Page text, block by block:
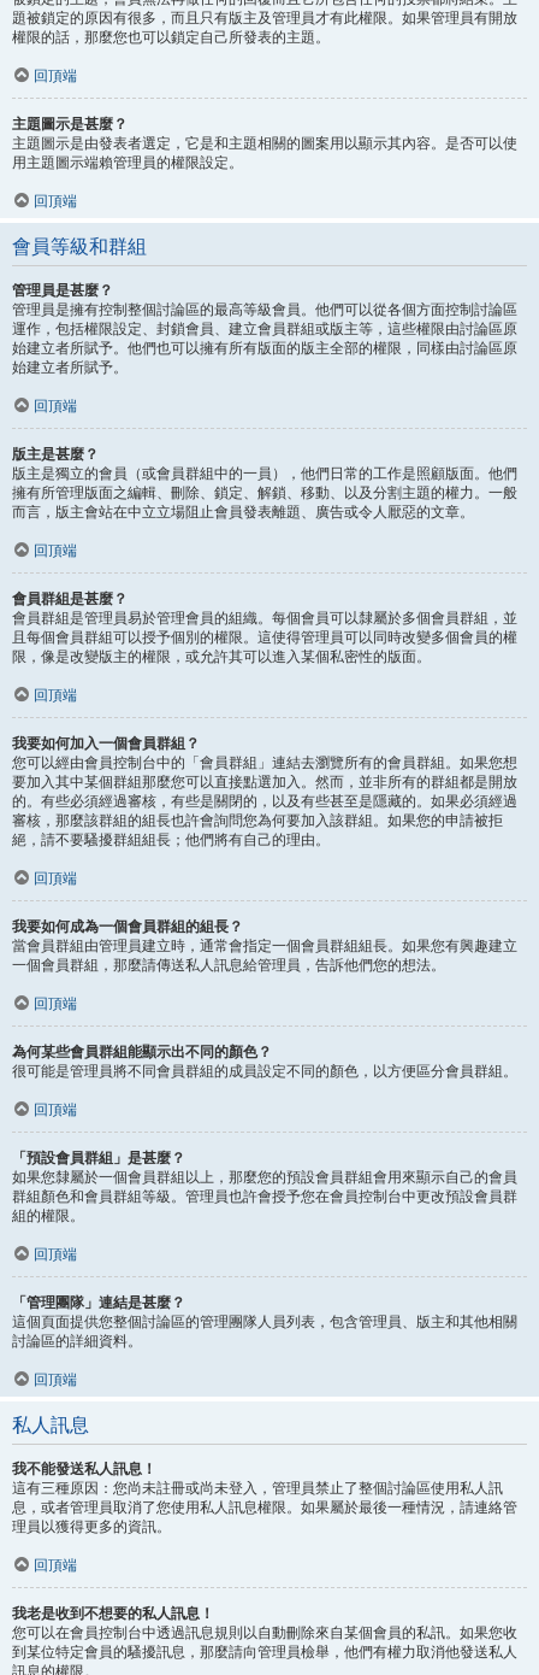
題被鎖定的原因有很多，而且只有版主及管理員才有此權限。如果管理員有開放
權限的話，那麼您也可以鎖定自己所發表的主題。
回頂端
主題圖示是甚麼？
主題圖示是由發表者選定，它是和主題相關的圖案用以顯示其內容。是否可以使
用主題圖示端賴管理員的權限設定。
回頂端
會員等級和群組
管理員是甚麼？
管理員是擁有控制整個討論區的最高等級會員。他們可以從各個方面控制討論區
運作，包括權限設定、封鎖會員、建立會員群組或版主等，這些權限由討論區原
始建立者所賦予。他們也可以擁有所有版面的版主全部的權限，同樣由討論區原
始建立者所賦予。
回頂端
版主是甚麼？
版主是獨立的會員（或會員群組中的一員），他們日常的工作是照顧版面。他們
擁有所管理版面之編輯、刪除、鎖定、解鎖、移動、以及分割主題的權力。一般
而言，版主會站在中立立場阻止會員發表離題、廣告或令人厭惡的文章。
回頂端
會員群組是甚麼？
會員群組是管理員易於管理會員的組織。每個會員可以隸屬於多個會員群組，並
且每個會員群組可以授予個別的權限。這使得管理員可以同時改變多個會員的權
限，像是改變版主的權限，或允許其可以進入某個私密性的版面。
回頂端
我要如何加入一個會員群組？
您可以經由會員控制台中的「會員群組」連結去瀏覽所有的會員群組。如果您想
要加入其中某個群組那麼您可以直接點選加入。然而，並非所有的群組都是開放
的。有些必須經過審核，有些是關閉的，以及有些甚至是隱藏的。如果必須經過
審核，那麼該群組的組長也許會詢問您為何要加入該群組。如果您的申請被拒
絕，請不要騷擾群組組長；他們將有自己的理由。
回頂端
我要如何成為一個會員群組的組長？
當會員群組由管理員建立時，通常會指定一個會員群組組長。如果您有興趣建立
一個會員群組，那麼請傳送私人訊息給管理員，告訴他們您的想法。
回頂端
為何某些會員群組能顯示出不同的顏色？
很可能是管理員將不同會員群組的成員設定不同的顏色，以方便區分會員群組。
回頂端
「預設會員群組」是甚麼？
如果您隸屬於一個會員群組以上，那麼您的預設會員群組會用來顯示自己的會員
群組顏色和會員群組等級。管理員也許會授予您在會員控制台中更改預設會員群
組的權限。
回頂端
「管理團隊」連結是甚麼？
這個頁面提供您整個討論區的管理團隊人員列表，包含管理員、版主和其他相關
討論區的詳細資料。
回頂端
私人訊息
我不能發送私人訊息！
這有三種原因：您尚未註冊或尚未登入，管理員禁止了整個討論區使用私人訊
息，或者管理員取消了您使用私人訊息權限。如果屬於最後一種情況，請連絡管
理員以獲得更多的資訊。
回頂端
我老是收到不想要的私人訊息！
您可以在會員控制台中透過訊息規則以自動刪除來自某個會員的私訊。如果您收
到某位特定會員的騷擾訊息，那麼請向管理員檢舉，他們有權力取消他發送私人
訊息的權限。